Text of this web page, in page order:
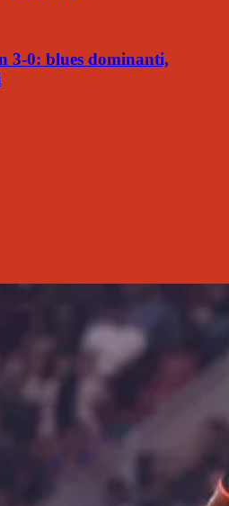
3-0: blues dominanti,